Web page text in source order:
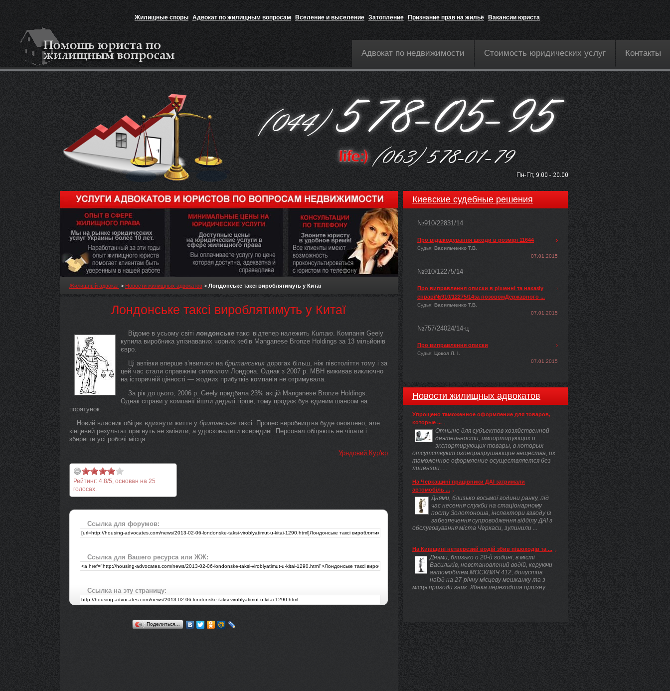
Жилищные споры Адвокат по жилищным вопросам Вселение и выселение Затопление Признание прав на жильё Вакансии юриста
Адвокат по недвижимости Стоимость юридических услуг Контакты
Жилищный адвокат > Новости жилищных адвокатов > Лондонське таксі вироблятимуть у Китаї
Лондонське таксі вироблятимуть у Китаї
Відоме в усьому світі лондонське таксі відтепер належить Китаю. Компанія Geely
купила виробника упізнаваних чорних кебів Manganese Bronze Holdings за 13 мільйонів
євро.
Ці автівки вперше з’явилися на британських дорогах більш, ніж півстоліття тому і за
цей час стали справжнім символом Лондона. Однак з 2007 р. MBH виживав виключно
на історичній цінності — жодних прибутків компанія не отримувала.
За рік до цього, 2006 р. Geely придбала 23% акцій Manganese Bronze Holdings.
Однак справи у компанії йшли дедалі гірше, тому продаж був єдиним шансом на
порятунок.
Новий власник обіцяє вдихнути життя у британське таксі. Процес виробництва буде оновлено, але
кінцевий результат прагнуть не змінити, а удосконалити всередині. Персонал обіцяють не чіпати і
зберегти усі робочі місця.
Урядовий Кур'єр
Рейтинг: 4.8/5, основан на 25
голосах.
Ссылка для форумов:
Ссылка для Вашего ресурса или ЖЖ:
Ссылка на эту страницу:
Поделиться…
Киевские судебные решения
№910/22831/14
Про відшкодування шкоди в розмірі 11644
Судья: Васильченко Т.В.
07.01.2015
№910/12275/14
Про виправлення описки в рішенні та наказіу
справі№910/12275/14за позовомДержавного ...
Судья: Васильченко Т.В.
07.01.2015
№757/24024/14-ц
Про виправлення описки
Судья: Цокол Л. І.
07.01.2015
Новости жилищных адвокатов
Упрощено таможенное оформление для товаров,
которые ...
Отныне для субъектов хозяйственной
деятельности, импортирующих и
экспортирующих товары, в которых
отсутствуют озоноразрушающие вещества, их
таможенное оформление осуществляется без
лицензии. ...
На Черкащині працівники ДАІ затримали
автомобіль ...
Днями, близько восьмої години ранку, під
час несення служби на стаціонарному
посту Золотоноша, інспектори взводу із
забезпечення супроводження відділу ДАІ з
обслуговування міста Черкаси, зупинили ...
На Київщині нетверезий водій збив пішоходів та ...
Днями, близько о 20-й годині, в місті
Васильків, невстановлений водій, керуючи
автомобілем МОСКВИЧ 412, допустив
наїзд на 27-річну місцеву мешканку та з
місця пригоди зник. Жінка переходила проїзну ...